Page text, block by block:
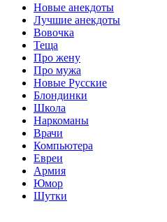
Новые анекдоты
Лучшие анекдоты
Вовочка
Теща
Про жену
Про мужа
Новые Русские
Блондинки
Школа
Наркоманы
Врачи
Компьютера
Евреи
Армия
Юмор
Шутки